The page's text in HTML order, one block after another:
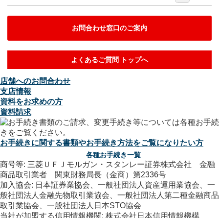
お問合わせ窓口のご案内
よくあるご質問 トップへ
店舗へのお問合わせ
支店情報
資料をお求めの方
資料請求
お手続きに関する書類やお手続き方法をご覧になりたい方
各種お手続き一覧
商号等: 三菱ＵＦＪモルガン・スタンレー証券株式会社 金融
商品取引業者 関東財務局長（金商）第2336号
加入協会: 日本証券業協会、一般社団法人資産運用業協会、一
般社団法人金融先物取引業協会、一般社団法人第二種金融商品
取引業協会、一般社団法人日本STO協会
当社が加盟する信用情報機関: 株式会社日本信用情報機構